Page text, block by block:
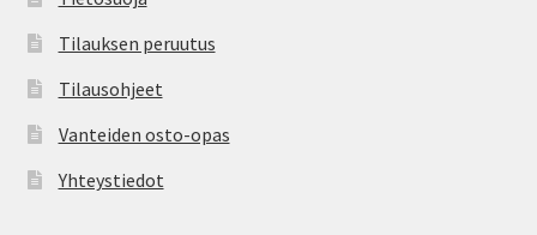
Tilauksen peruutus
Tilausohjeet
Vanteiden osto-opas
Yhteystiedot